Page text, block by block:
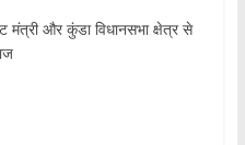
मंत्री और कुंडा विधानसभा क्षेत्र से